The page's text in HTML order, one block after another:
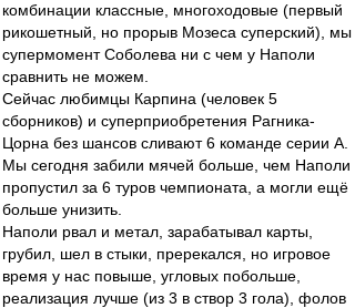
комбинации классные, многоходовые (первый
рикошетный, но прорыв Мозеса суперский), мы
супермомент Соболева ни с чем у Наполи
сравнить не можем.
Сейчас любимцы Карпина (человек 5
сборников) и суперприобретения Рагника-
Цорна без шансов сливают 6 команде серии А.
Мы сегодня забили мячей больше, чем Наполи
пропустил за 6 туров чемпионата, а могли ещё
больше унизить.
Наполи рвал и метал, зарабатывал карты,
грубил, шел в стыки, пререкался, но игровое
время у нас повыше, угловых побольше,
реализация лучше (из 3 в створ 3 гола), фолов